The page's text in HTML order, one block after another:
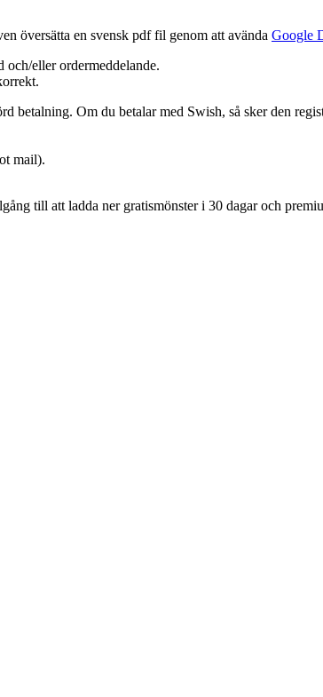
översätta en svensk pdf fil genom att avända Google
eller ordermeddelande.
Om du betalar med Swish, så sker den
mail).
till att ladda ner gratismönster i 30 dagar och